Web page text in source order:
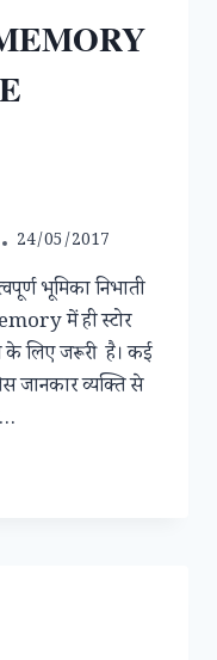
24/05/2017
भूमिका निभाती
में ही स्टोर
के लिए जरूरी है। कई
जानकार व्यक्ति से